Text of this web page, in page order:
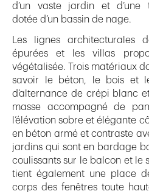
d’un vaste jardin et d’une
dotée d’un bassin de nage.
Les lignes architecturales
épurées et les villas
végétalisée. Trois matériaux
savoir le béton, le bois et
d’alternance de crépi blanc
masse accompagné de
l’élévation sobre et élégante
en béton armé et contraste
jardins qui sont en bardage
coulissants sur le balcon et le
tient également une place
corps des fenêtres toute